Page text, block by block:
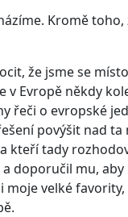
Kromě
že jsme se
v Evropě někdy
řeči o evropské
povýšit nad
tady
doporučil mu,
velké